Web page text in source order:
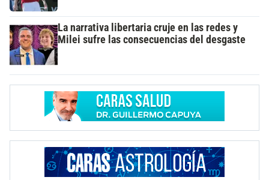
La narrativa libertaria cruje en las redes y
Milei sufre las consecuencias del desgaste